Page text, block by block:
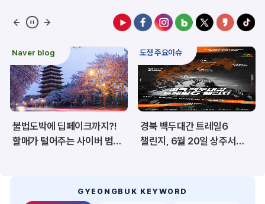
산림 해양/수산
보건·복지/여성/장애인 문화/관광/음식
재난/안전/재해 산업/토지/주택
환경 시험정보
공공데이터&통계
Naver blog
불법도박에 딥페이크까지?!
할매가 털어주는 사이버 범죄
도정 주요이슈
경북 백두대간 트레일6
챌린지, 6월 20일 상주서
GYEONGBUK KEYWORD